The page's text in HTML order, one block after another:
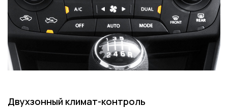
Двухзонный климат-контроль